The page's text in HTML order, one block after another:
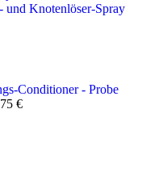
und Knotenlöser-Spray
€